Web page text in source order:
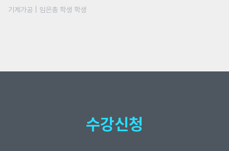
기계가공 | 임은총 학생 학생
수강신청